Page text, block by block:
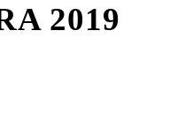
2019